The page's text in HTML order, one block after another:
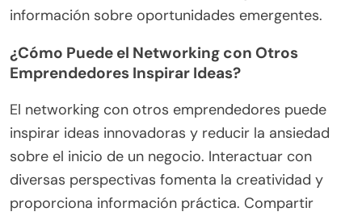
información sobre oportunidades emergentes.
¿Cómo Puede el Networking con Otros
Emprendedores Inspirar Ideas?
El networking con otros emprendedores puede
inspirar ideas innovadoras y reducir la ansiedad
sobre el inicio de un negocio. Interactuar con
diversas perspectivas fomenta la creatividad y
proporciona información práctica. Compartir